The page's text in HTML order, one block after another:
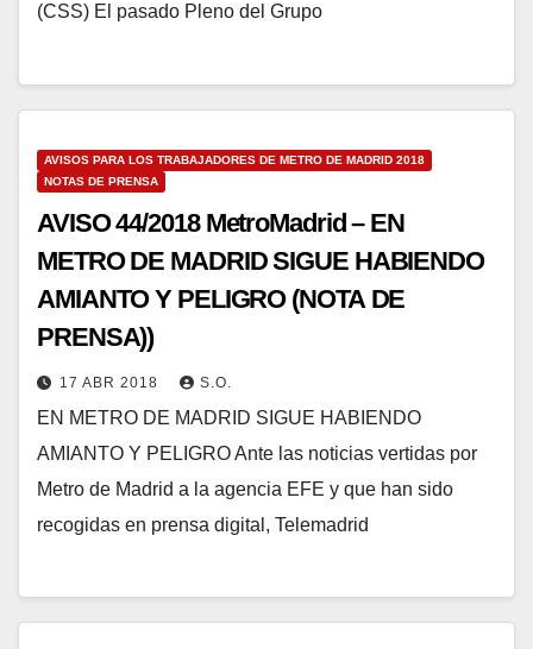
(CSS) El pasado Pleno del Grupo
AVISOS PARA LOS TRABAJADORES DE METRO DE MADRID 2018
NOTAS DE PRENSA
AVISO 44/2018 MetroMadrid – EN
METRO DE MADRID SIGUE HABIENDO
AMIANTO Y PELIGRO (NOTA DE
PRENSA))
17 ABR 2018 S.O.
EN METRO DE MADRID SIGUE HABIENDO
AMIANTO Y PELIGRO Ante las noticias vertidas por
Metro de Madrid a la agencia EFE y que han sido
recogidas en prensa digital, Telemadrid